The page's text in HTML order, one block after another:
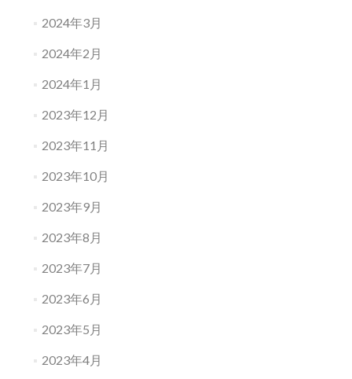
2024年3月
2024年2月
2024年1月
2023年12月
2023年11月
2023年10月
2023年9月
2023年8月
2023年7月
2023年6月
2023年5月
2023年4月